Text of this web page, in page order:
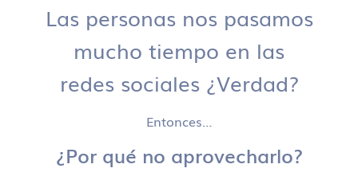
Las personas nos pasamos
mucho tiempo en las
redes sociales ¿Verdad?
Entonces…
¿Por qué no aprovecharlo?